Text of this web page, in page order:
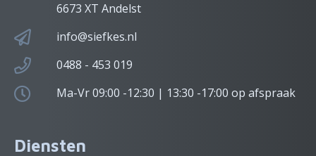
6673 XT Andelst
info@siefkes.nl
0488 - 453 019
Ma-Vr 09:00 -12:30 | 13:30 -17:00 op afspraak
Diensten